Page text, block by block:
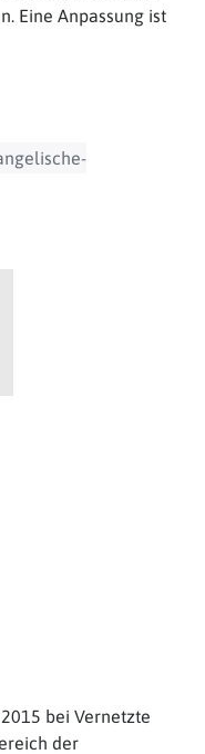
Eine Anpassung ist
bei Vernetzte
der